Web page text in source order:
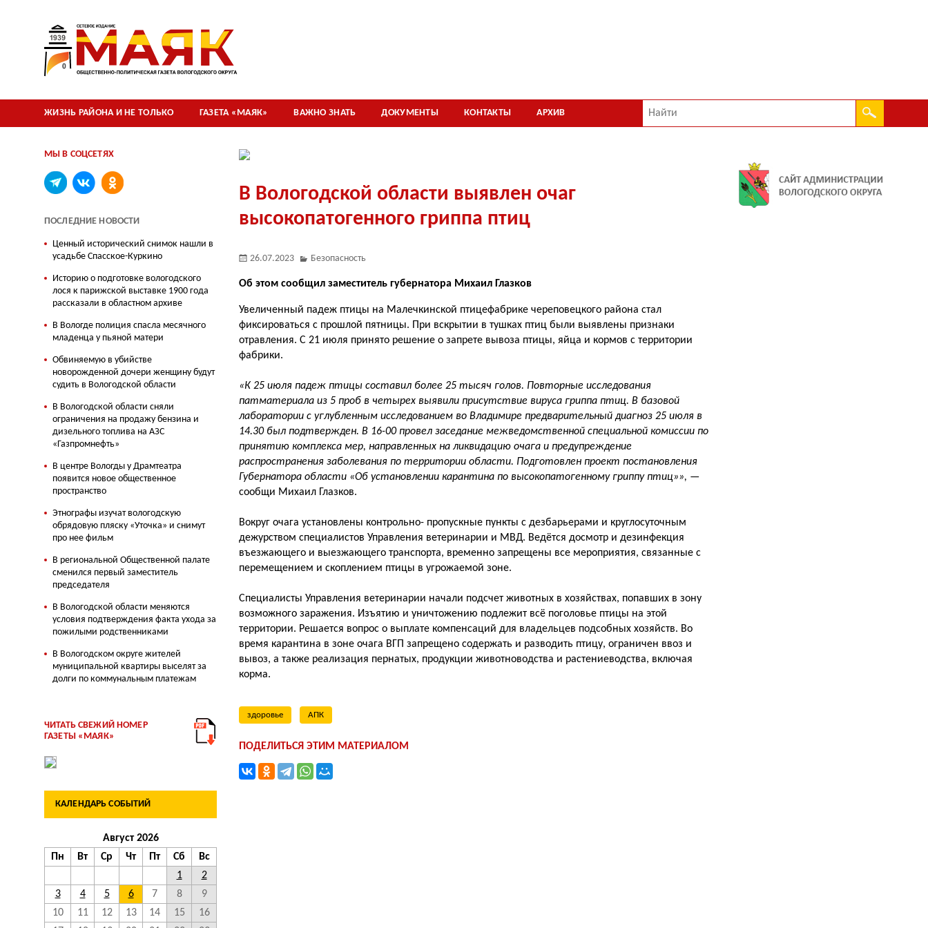
ЖИЗНЬ РАЙОНА И НЕ ТОЛЬКО ГАЗЕТА «МАЯК» ВАЖНО ЗНАТЬ ДОКУМЕНТЫ КОНТАКТЫ АРХИВ
В Вологодской области выявлен очаг
высокопатогенного гриппа птиц
26.07.2023 Безопасность
Об этом сообщил заместитель губернатора Михаил Глазков
Увеличенный падеж птицы на Малечкинской птицефабрике череповецкого района стал
фиксироваться с прошлой пятницы. При вскрытии в тушках птиц были выявлены признаки
отравления. С 21 июля принято решение о запрете вывоза птицы, яйца и кормов с территории
фабрики.
«К 25 июля падеж птицы составил более 25 тысяч голов. Повторные исследования
патматериала из 5 проб в четырех выявили присутствие вируса гриппа птиц. В базовой
лаборатории с углубленным исследованием во Владимире предварительный диагноз 25 июля в
14.30 был подтвержден. В 16-00 провел заседание межведомственной специальной комиссии по
принятию комплекса мер, направленных на ликвидацию очага и предупреждение
распространения заболевания по территории области. Подготовлен проект постановления
Губернатора области «Об установлении карантина по высокопатогенному гриппу птиц»», —
сообщи Михаил Глазков.
Вокруг очага установлены контрольно- пропускные пункты с дезбарьерами и круглосуточным
дежурством специалистов Управления ветеринарии и МВД. Ведётся досмотр и дезинфекция
въезжающего и выезжающего транспорта, временно запрещены все мероприятия, связанные с
перемещением и скоплением птицы в угрожаемой зоне.
Специалисты Управления ветеринарии начали подсчет животных в хозяйствах, попавших в зону
возможного заражения. Изъятию и уничтожению подлежит всё поголовье птицы на этой
территории. Решается вопрос о выплате компенсаций для владельцев подсобных хозяйств. Во
время карантина в зоне очага ВГП запрещено содержать и разводить птицу, ограничен ввоз и
вывоз, а также реализация пернатых, продукции животноводства и растениеводства, включая
корма.
здоровье АПК
ПОДЕЛИТЬСЯ ЭТИМ МАТЕРИАЛОМ
МЫ В СОЦСЕТЯХ
ПОСЛЕДНИЕ НОВОСТИ
Ценный исторический снимок нашли в
усадьбе Спасское-Куркино
Историю о подготовке вологодского
лося к парижской выставке 1900 года
рассказали в областном архиве
В Вологде полиция спасла месячного
младенца у пьяной матери
Обвиняемую в убийстве
новорожденной дочери женщину будут
судить в Вологодской области
В Вологодской области сняли
ограничения на продажу бензина и
дизельного топлива на АЗС
«Газпромнефть»
В центре Вологды у Драмтеатра
появится новое общественное
пространство
Этнографы изучат вологодскую
обрядовую пляску «Уточка» и снимут
про нее фильм
В региональной Общественной палате
сменился первый заместитель
председателя
В Вологодской области меняются
условия подтверждения факта ухода за
пожилыми родственниками
В Вологодском округе жителей
муниципальной квартиры выселят за
долги по коммунальным платежам
ЧИТАТЬ СВЕЖИЙ НОМЕР
ГАЗЕТЫ «МАЯК»
КАЛЕНДАРЬ СОБЫТИЙ
Август 2026
Пн
Вт Ср Чт Пт Сб
Вс
1
2
3
4 5 6 7 8
9
10
11 12 13 14 15
16